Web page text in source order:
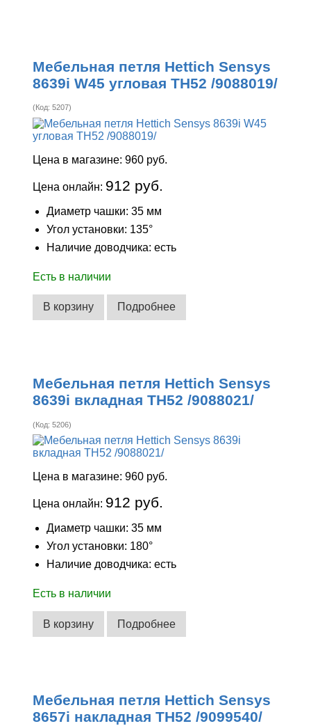
Мебельная петля Hettich Sensys
8639i W45 угловая ТН52 /9088019/
(Код:5207)
Цена в магазине:960 руб.
Цена онлайн: 912 руб.
Диаметр чашки: 35 мм
Угол установки: 135°
Наличие доводчика: есть
Есть в наличии
В корзину Подробнее
Мебельная петля Hettich Sensys
8639i вкладная ТН52 /9088021/
(Код:5206)
Цена в магазине:960 руб.
Цена онлайн: 912 руб.
Диаметр чашки: 35 мм
Угол установки: 180°
Наличие доводчика: есть
Есть в наличии
В корзину Подробнее
Мебельная петля Hettich Sensys
8657i накладная ТН52 /9099540/